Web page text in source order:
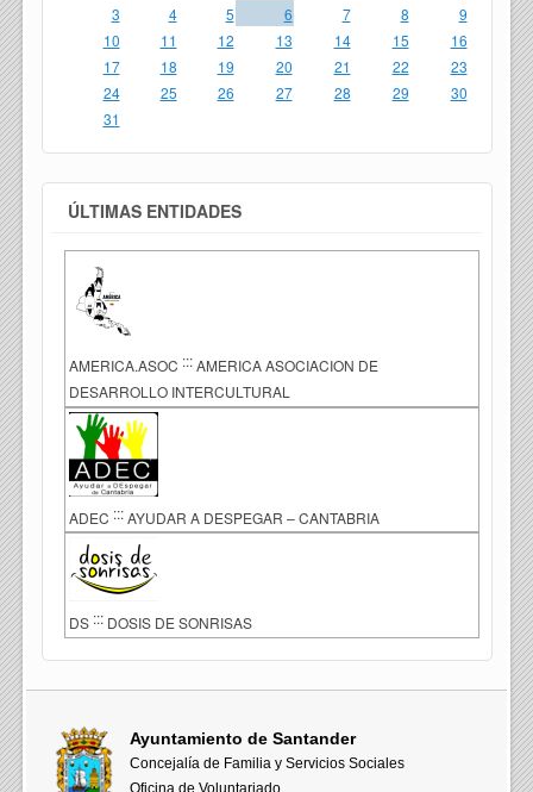
3
4 5 6 7 8
9
10
11 12 13 14 15
16
17
18 19 20 21 22
23
24
25 26 27 28 29
30
31
ÚLTIMAS ENTIDADES
AMERICA.ASOC ::: AMERICA ASOCIACION DE
DESARROLLO INTERCULTURAL
ADEC ::: AYUDAR A DESPEGAR – CANTABRIA
DS ::: DOSIS DE SONRISAS
Ayuntamiento de Santander
Concejalía de Familia y Servicios Sociales
Oficina de Voluntariado